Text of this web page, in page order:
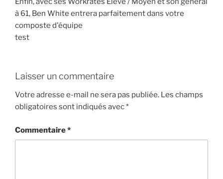
à 61, Ben White entrera parfaitement dans votre
composte d'équipe
test
Laisser un commentaire
Votre adresse e-mail ne sera pas publiée. Les champs
obligatoires sont indiqués avec*
Commentaire*